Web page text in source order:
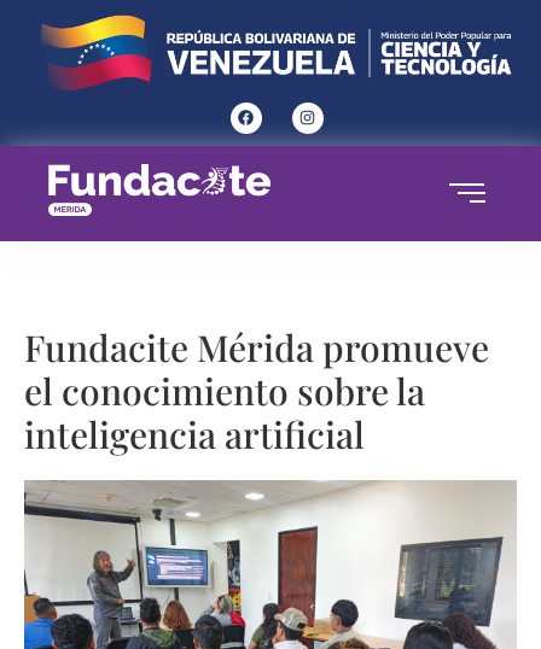
Fundacite Mérida promueve
el conocimiento sobre la
inteligencia artificial